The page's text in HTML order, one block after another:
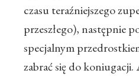
czasu teraźniejszego
przeszłego), następnie
specjalnym
zabrać się do